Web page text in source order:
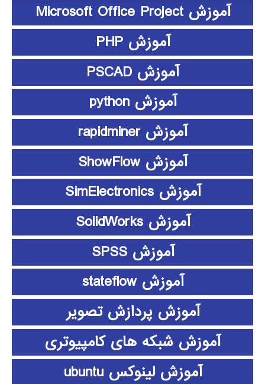
آموزش Microsoft Office Project
آموزش PHP
آموزش PSCAD
آموزش python
آموزش rapidminer
آموزش ShowFlow
آموزش SimElectronics
آموزش SolidWorks
آموزش SPSS
آموزش stateflow
آموزش پردازش تصویر
آموزش شبکه های کامپیوتری
آموزش لینوکس ubuntu